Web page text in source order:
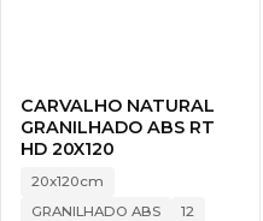
CARVALHO NATURAL
GRANILHADO ABS RT
HD 20X120
20x120cm
GRANILHADO ABS
12